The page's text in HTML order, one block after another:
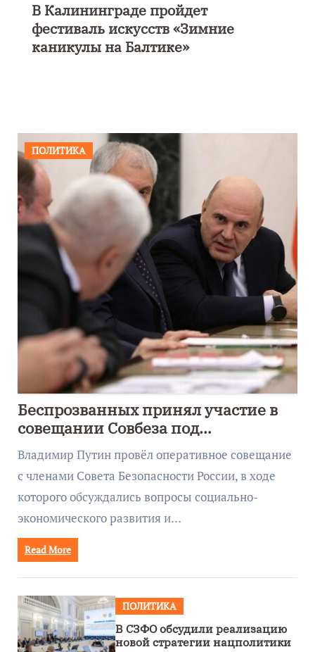
В Калининграде пройдет
фестиваль искусств «Зимние
каникулы на Балтике»
ПОЛИТИКА
Беспрозванных принял участие в
совещании Совбеза под
руководством Путина
Владимир Путин провёл оперативное совещание
с членами Совета Безопасности России, в ходе
которого обсуждались вопросы социально-
экономического развития и…
Read More
ПОЛИТИКА
В СЗФО обсудили реализацию
новой стратегии нацполитики